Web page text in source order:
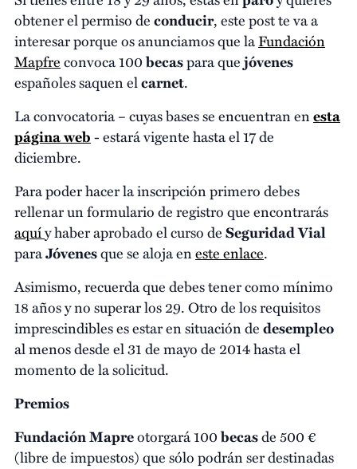
obtener el permiso deconducir, este post te va a
interesar porque os anunciamos que laFundación
Mapfreconvoca 100becaspara quejóvenes
españoles saquen elcarnet.
La convocatoria – cuyas bases se encuentran enesta
página web- estará vigente hasta el 17 de
diciembre.
Para poder hacer la inscripción primero debes
rellenar un formulario de registro que encontrarás
aquíy haber aprobado el curso deSeguridad Vial
paraJóvenesque se aloja eneste enlace.
Asimismo, recuerda que debes tener como mínimo
18 años y no superar los 29. Otro de los requisitos
imprescindibles es estar en situación dedesempleo
al menos desde el 31 de mayo de 2014 hasta el
momento de la solicitud.
Premios
Fundación Mapreotorgará 100becasde 500 €
(libre de impuestos) que sólo podrán ser destinadas